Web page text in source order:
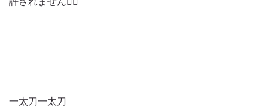
一太刀一太刀